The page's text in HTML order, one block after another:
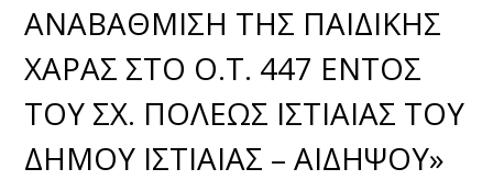
ΑΝΑΒΑΘΜΙΣΗ ΤΗΣ ΠΑΙΔΙΚΗΣ
ΧΑΡΑΣ ΣΤΟ Ο.Τ. 447 ΕΝΤΟΣ
ΤΟΥ ΣΧ. ΠΟΛΕΩΣ ΙΣΤΙΑΙΑΣ ΤΟΥ
ΔΗΜΟΥ ΙΣΤΙΑΙΑΣ – ΑΙΔΗΨΟΥ»